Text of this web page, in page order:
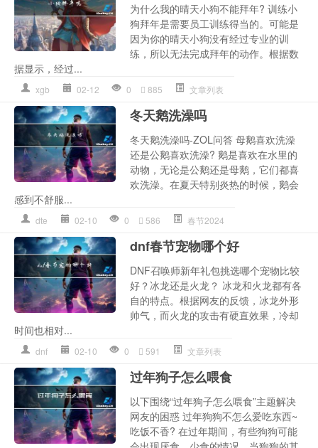
为什么我的晴天小狗不能拜年? 训练小
狗拜年是需要员工训练得当的。可能是
因为你的晴天小狗没有经过专业的训
练，所以无法完成拜年的动作。根据数
据显示，经过...
xgb 02-12 0 885 文章列表
冬天鹅洗澡吗
冬天鹅洗澡吗-ZOL问答 母鹅喜欢洗澡
还是公鹅喜欢洗澡? 鹅是喜欢在水里的
动物，无论是公鹅还是母鹅，它们都喜
欢洗澡。在夏天特别炎热的时候，鹅会
感到不舒服...
dte 02-10 0 586 春节2024
dnf春节宠物哪个好
DNF召唤师新年礼包挑选哪个宠物比较
好？冰龙还是火龙？ 冰龙和火龙都有各
自的特点。根据网友的反馈，冰龙外形
帅气，而火龙的攻击有硬直效果，冷却
时间也相对...
dnf 02-10 0 591 文章列表
过年狗子怎么喂食
以下围绕“过年狗子怎么喂食”主题解决
网友的困惑 过年狗狗不怎么爱吃东西~
吃饭不香? 在过年期间，有些狗狗可能